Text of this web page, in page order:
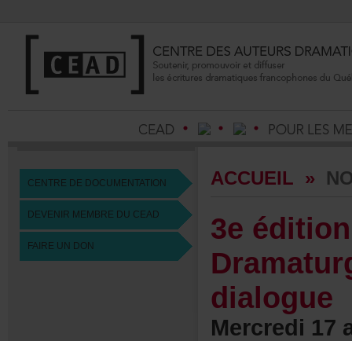
CENTREDEDOCUMENTATION
DEVENIRMEMBREDUCEAD
FAIREUNDON
ACCUEIL »
dialogue